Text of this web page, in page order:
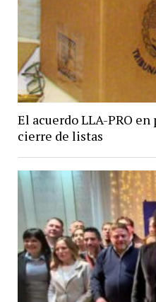
El acuerdo LLA-PRO
cierre de listas